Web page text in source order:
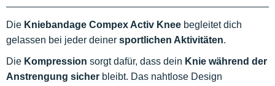
Die Kniebandage Compex Activ Knee begleitet dich
gelassen bei jeder deiner sportlichen Aktivitäten.
Die Kompression sorgt dafür, dass dein Knie während der
Anstrengung sicher bleibt. Das nahtlose Design